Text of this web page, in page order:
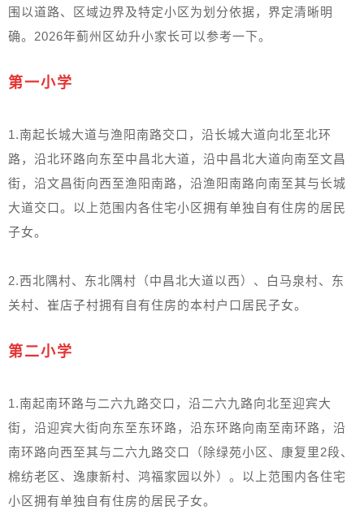
围以道路、区域边界及特定小区为划分依据，界定清晰明
确。2026年蓟州区幼升小家长可以参考一下。
第一小学
1.南起长城大道与渔阳南路交口，沿长城大道向北至北环
路，沿北环路向东至中昌北大道，沿中昌北大道向南至文昌
街，沿文昌街向西至渔阳南路，沿渔阳南路向南至其与长城
大道交口。以上范围内各住宅小区拥有单独自有住房的居民
子女。
2.西北隅村、东北隅村（中昌北大道以西）、白马泉村、东
关村、崔店子村拥有自有住房的本村户口居民子女。
第二小学
1.南起南环路与二六九路交口，沿二六九路向北至迎宾大
街，沿迎宾大街向东至东环路，沿东环路向南至南环路，沿
南环路向西至其与二六九路交口（除绿苑小区、康复里2段、
棉纺老区、逸康新村、鸿福家园以外）。以上范围内各住宅
小区拥有单独自有住房的居民子女。